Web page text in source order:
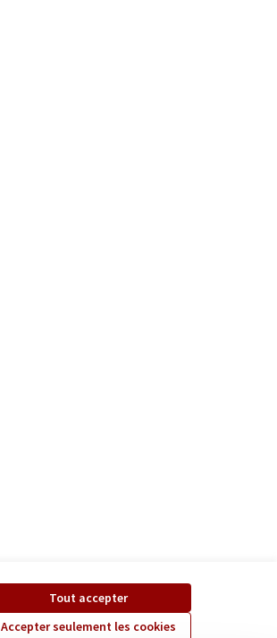
Tout accepter
Accepter seulement les cookies